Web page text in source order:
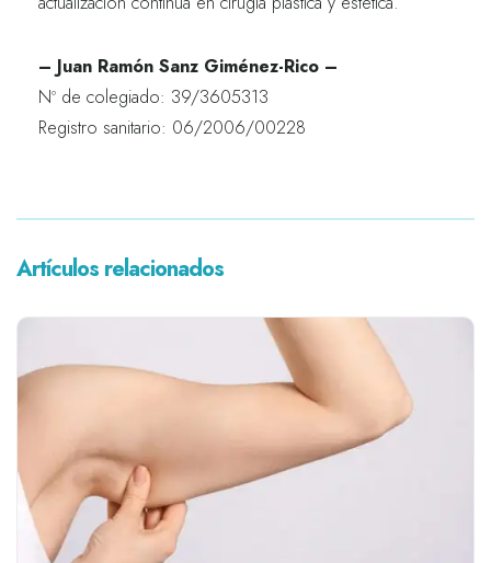
– Juan Ramón Sanz Giménez-Rico –
Nº de colegiado: 39/3605313
Registro sanitario: 06/2006/00228
Artículos relacionados